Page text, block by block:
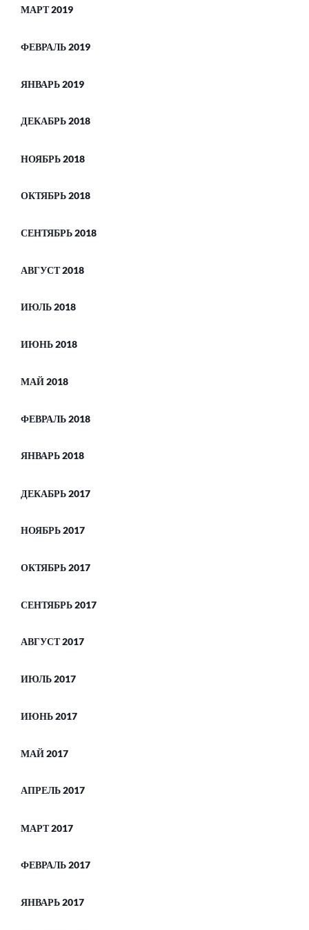
МАРТ 2019
ФЕВРАЛЬ 2019
ЯНВАРЬ 2019
ДЕКАБРЬ 2018
НОЯБРЬ 2018
ОКТЯБРЬ 2018
СЕНТЯБРЬ 2018
АВГУСТ 2018
ИЮЛЬ 2018
ИЮНЬ 2018
МАЙ 2018
ФЕВРАЛЬ 2018
ЯНВАРЬ 2018
ДЕКАБРЬ 2017
НОЯБРЬ 2017
ОКТЯБРЬ 2017
СЕНТЯБРЬ 2017
АВГУСТ 2017
ИЮЛЬ 2017
ИЮНЬ 2017
МАЙ 2017
АПРЕЛЬ 2017
МАРТ 2017
ФЕВРАЛЬ 2017
ЯНВАРЬ 2017